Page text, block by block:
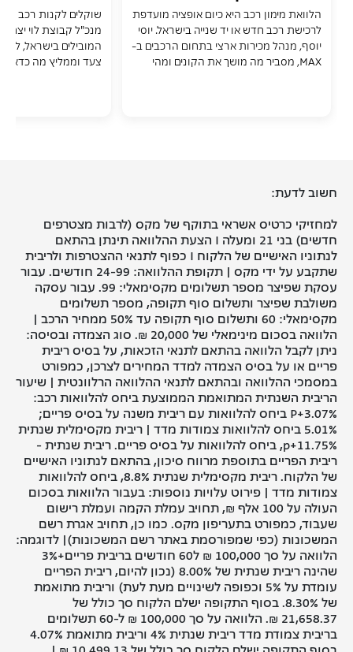
הלוואת מימון רכב היא כיום אופציה מועדפת
לרכישת רכב חדש או יד שנייה בישראל. יוסי
יוסף, מנהל מכירות ארצי בתחום הרכבים ב-
MAX, מסביר מה מושך את הקונים ומהי
שוקלים לקנות רכב
מנכ"ל קבוצת לוי
המובילים בישראל,
צעד וממליץ מה כדאי
חשוב לדעת:
למחזיקי כרטיס אשראי בתוקף של מקס (לרבות מצטרפים
חדשים) בני 21 ומעלה I הצעת ההלוואה תינתן בהתאם
לנתוניו האישיים של הלקוח I כפוף לתנאי ההצטרפות ולריבית
שתקבע על ידי מקס | תקופת ההלוואה: 24-99 חודשים. עבור
עסקת שפיצר מספר תשלומים מקסימאלי: 99. עבור עסקה
משולבת שפיצר ותשלום סוף תקופה, מספר תשלומים
מקסימאלי: 60 ותשלום סוף תקופה עד 50% ממחיר הרכב |
הלוואה בסכום מינימאלי של 20,000 ₪. סוג הצמדה ובסיסה:
ניתן לקבל הלוואה בהתאם לתנאי הזכאות, על בסיס ריבית
פריים או על בסיס הצמדה למדד המחירים לצרכן, כמפורט
במסמכי ההלוואה ובהתאם לתנאי ההלוואה הרלוונטית | שיעור
הריבית השנתית המתואמת הממוצעת ביחס להלוואות רכב:
P+3.07% ביחס להלוואות עם ריבית משנה על בסיס פריים;
5.01% ביחס להלוואות צמודות מדד | ריבית מקסימלית שנתית
p+11.75%, ביחס להלוואות על בסיס פריים. ריבית שנתית -
ריבית הפריים בתוספת מרווח סיכון, בהתאם לנתוניו האישיים
של הלקוח. ריבית מקסימלית שנתית 8.8%, ביחס להלוואות
צמודות מדד | פירוט עלויות נוספות: בעבור הלוואות בסכום
העולה על 100 אלף ₪, תחויב עמלת הקמה ועמלת רישום
שעבוד, כמפורט בתעריפון מקס. כמו כן, תחויב אגרת רשם
המשכונות (כפי שמפורסמת באתר רשם המשכונות)| לדוגמה:
הלוואה על סך 100,000 ₪ ל60 חודשים בריבית פריים+3%
שהינה ריבית שנתית של 8.00% (נכון להיום, ריבית הפריים
עומדת על 5% וכפופה לשינויים מעת לעת) וריבית מתואמת
של 8.30%. בסוף התקופה ישלם הלקוח סך כולל של
21,658.37 ₪. הלוואה על סך 100,000 ₪ ל-60 תשלומים
בריבית צמודת מדד ריבית שנתית 4% וריבית מתואמת 4.07%
בסוף התקופה ישלם הלקוח סך כולל של 10,499.13 ₪ |